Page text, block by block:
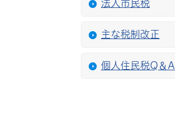
法人市民税
主な税制改正
個人住民税Q＆A